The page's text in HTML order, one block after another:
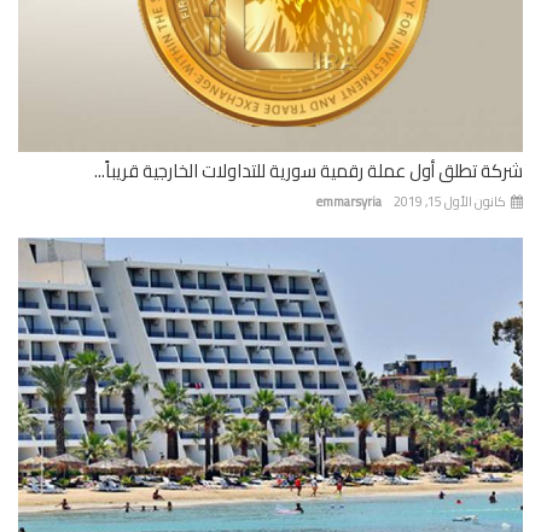
تطلق أول عملة رقمية سورية للتداولات الخارجية قريباً...
emmarsyria الأول 15, 2019